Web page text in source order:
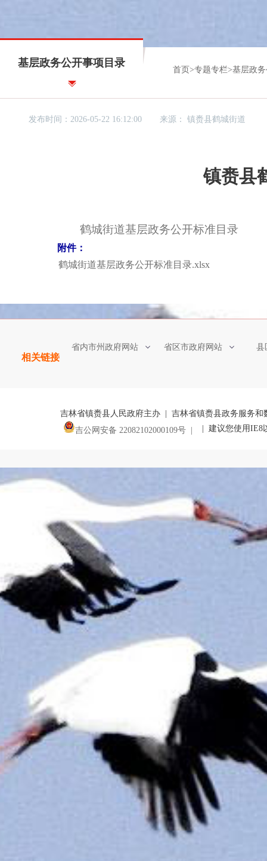
基层政务公开事项目录
首页 >专题专栏>基层政
发布时间：2026-05-22 16:12:00 来源：镇赉县鹤城街道
镇赉县
鹤城街道基层政务公开标准目录
附件：
鹤城街道基层政务公开标准目录.xlsx
相关链接
省内市州政府网站 省区市政府网站 县
吉林省镇赉县人民政府主办 | 吉林省镇赉县政务服务
吉公网安备 22082102000109号 |
| 建议您使用IE8